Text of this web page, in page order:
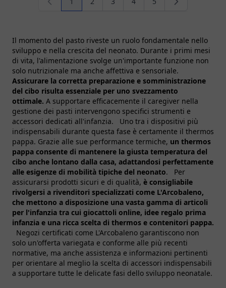
Attualmente stai leggendo la pagina
PaginaPaginaPaginaPagina
Il momento del pasto riveste un ruolo fondamentale nello
sviluppo e nella crescita del neonato. Durante i primi mesi
di vita, l'alimentazione svolge un'importante funzione non
solo nutrizionale ma anche affettiva e sensoriale.
Assicurare la corretta preparazione e somministrazione
del cibo risulta essenziale per uno svezzamento
ottimale. A supportare efficacemente il caregiver nella
gestione dei pasti intervengono specifici strumenti e
accessori dedicati all'infanzia. Uno tra i dispositivi più
indispensabili durante questa fase è certamente il thermos
pappa. Grazie alle sue performance termiche, un thermos
pappa consente di mantenere la giusta temperatura del
cibo anche lontano dalla casa, adattandosi perfettamente
alle esigenze di mobilità tipiche del neonato. Per
assicurarsi prodotti sicuri e di qualità, è consigliabile
rivolgersi a rivenditori specializzati come L'Arcobaleno,
che mettono a disposizione una vasta gamma di articoli
per l'infanzia tra cui giocattoli online, idee regalo prima
infanzia e una ricca scelta di thermos e contenitori pappa.
Negozi certificati come L'Arcobaleno garantiscono non
solo un'offerta variegata e conforme alle più recenti
normative, ma anche assistenza e informazioni pertinenti
per orientare al meglio la scelta di accessori indispensabili
a supportare tutte le delicate fasi dello sviluppo neonatale.